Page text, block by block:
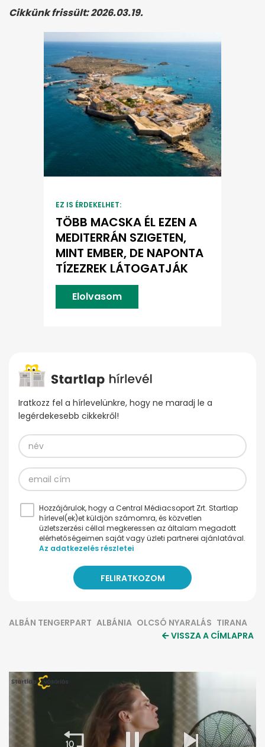
Cikkünk frissült: 2026.03.19.
EZ IS ÉRDEKELHET:
TÖBB MACSKA ÉL EZEN A
MEDITERRÁN SZIGETEN,
MINT EMBER, DE NAPONTA
TÍZEZREK LÁTOGATJÁK
Elolvasom
Iratkozz fel a hírlevelünkre, hogy ne maradj le a
legérdekesebb cikkekről!
Hozzájárulok, hogy a Central Médiacsoport Zrt. Startlap
hírlevel(ek)et küldjön számomra, és közvetlen
üzletszerzési céllal megkeressen az általam megadott
elérhetőségeimen saját vagy üzleti partnerei ajánlatával.
Az adatkezelés részletei
ALBÁN TENGERPART ALBÁNIA OLCSÓ NYARALÁS TIRANA
VISSZA A CÍMLAPRA